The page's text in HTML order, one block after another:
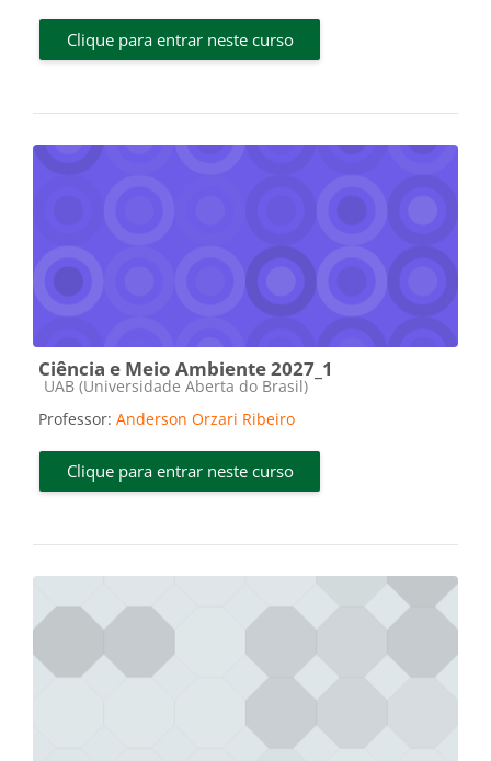
Clique para entrar neste curso
Ciência e Meio Ambiente 2027_1
Categoria do curso
UAB (Universidade Aberta do Brasil)
Professor: Anderson Orzari Ribeiro
Clique para entrar neste curso